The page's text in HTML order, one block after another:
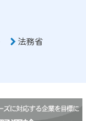
法務省